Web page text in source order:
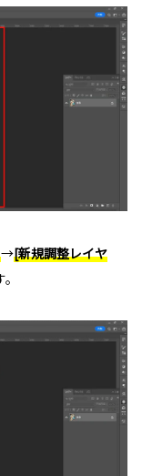
→[新規調整レイヤ